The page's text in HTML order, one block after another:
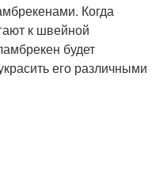
Когда
к швейной
будет
его различными